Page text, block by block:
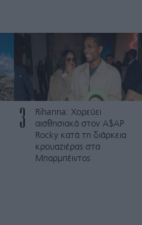
3
Rihanna: Χορεύει
αισθησιακά στον A$AP
Rocky κατά τη διάρκεια
κρουαζιέρας στα
Μπαρμπέιντος